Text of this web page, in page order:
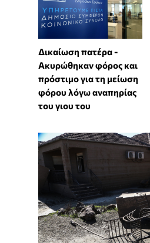
Δικαίωση πατέρα -
Ακυρώθηκαν φόρος και
πρόστιμο για τη μείωση
φόρου λόγω αναπηρίας
του γιου του